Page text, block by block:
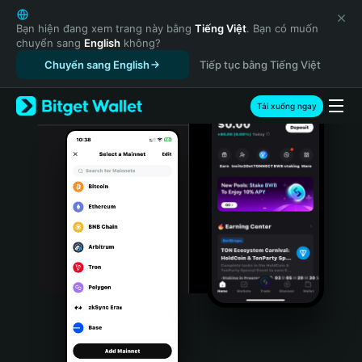
English
日本語
Tiếng Việt
Русский
Español (Latinoamérica)
Türkçe
Italiano
Português (Portugal)
Bahasa Indonesia
Português (Brasil)
Español (Argentina)
Bạn hiện đang xem trang này bằng Tiếng Việt. Bạn có muốn
chuyển sang English không?
Chuyển sang English
Tiếp tục bằng Tiếng Việt
Tải xuống ngay